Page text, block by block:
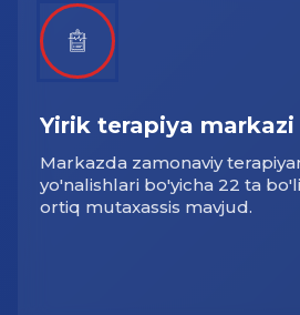
Yirik terapiya markazi
Markazda zamonaviy
yo'nalishlari bo'yicha 22 ta
ortiq mutaxassis mavjud.